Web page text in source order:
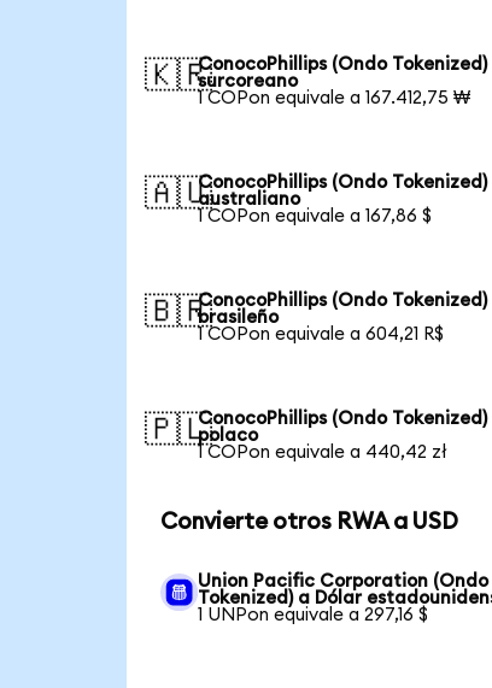
🇰🇷ConocoPhillips (Ondo Tokenized)
surcoreano
1 COPon equivale a 167.412,75 ₩
🇦🇺ConocoPhillips (Ondo
australiano
1 COPon equivale a 167,86 $
🇧🇷ConocoPhillips (Ondo Tokenized)
brasileño
1 COPon equivale a 604,21 R$
🇵🇱ConocoPhillips (Ondo Tokenized)
polaco
1 COPon equivale a 440,42 zł
Convierte otros RWA a USD
Union Pacific Corporation (Ondo
Tokenized) a Dólar
1 UNPon equivale a 297,16 $